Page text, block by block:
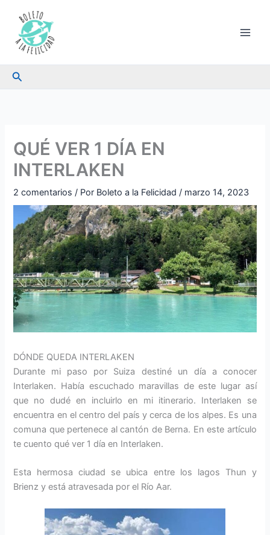
contenido
Buscar
QUÉ VER 1 DÍA EN
INTERLAKEN
2 comentarios / Por Boleto a la Felicidad/ marzo 14, 2023
DÓNDE QUEDA INTERLAKEN
Durante mi paso por Suiza destiné un día a conocer
Interlaken. Había escuchado maravillas de este lugar así
que no dudé en incluirlo en mi itinerario. Interlaken se
encuentra en el centro del país y cerca de los alpes. Es una
comuna que pertenece al cantón de Berna. En este artículo
te cuento qué ver 1 día en Interlaken.
Esta hermosa ciudad se ubica entre los lagos Thun y
Brienz y está atravesada por el Río Aar.